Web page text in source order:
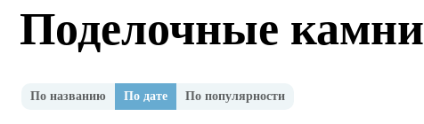
Поделочные камни
По названию По дате По популярности